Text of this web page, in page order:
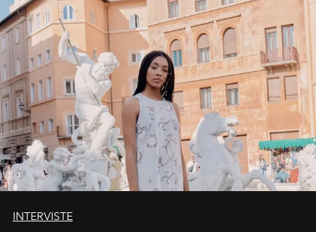
INTERVISTE